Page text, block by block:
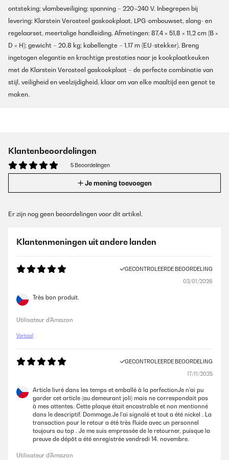
ontsteking; vlambeveiliging; spanning – 220~240 V. Inbegrepen bij
levering: Klarstein Verosteel gaskookplaat, LPG-ombouwset, slang- en
regelaarset, meertalige handleiding. Afmetingen: 87,4 × 51,8 × 11,2 cm (B ×
D × H); gewicht – 20,8 kg; kabellengte – 1,17 m (EU-stekker). Breng
ingetogen elegantie en krachtige prestaties naar je kookplaatkeuken
met de Klarstein Verosteel gaskookplaat – de perfecte combinatie van
stijl, veiligheid en veelzijdigheid, klaar om van elke maaltijd een genot te
maken.
Klantenbeoordelingen
5 Beoordelingen
Je mening toevoegen
Er zijn nog geen beoordelingen voor dit artikel.
Klantenmeningen uit andere landen
GECONTROLEERDE BEOORDELING
03/01/2026
Très bon produit.
Utilisateur d'Amazon
Vertaal
GECONTROLEERDE BEOORDELING
17/11/2025
Article livré dans les temps et emballé à la perfectionJe n'ai pu
garder cet article (au demeurant joli) mais ne correspondait pas
à mes attentes. Cette plaque était encastrable et non mentionné
dans le descriptif. Dommage.Je l'ai signalé et tout a été nickel . La
transaction pour le retour a été très fluide avec un personnel
toujours au top . Je me suis empressée de le retourner, puisque la
preuve de dépôt a été enregistrée vendredi 14. novembre.
Utilisateur d'Amazon